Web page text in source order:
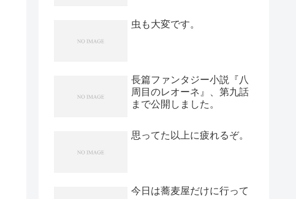
虫も大変です。
長篇ファンタジー小説『八
周目のレオーネ』、第九話
まで公開しました。
思ってた以上に疲れるぞ。
今日は蕎麦屋だけに行って